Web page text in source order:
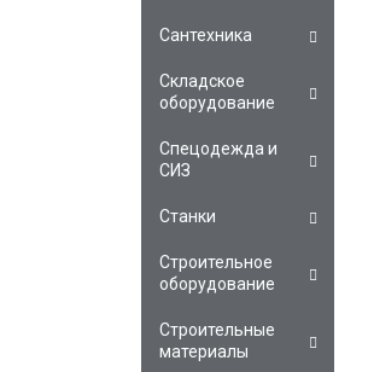
Сантехника
Складское
оборудование
Спецодежда и
СИЗ
Станки
Строительное
оборудование
Строительные
материалы